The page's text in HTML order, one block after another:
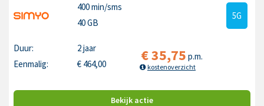
400 min/sms
40 GB
5G
Duur:
2 jaar
Eenmalig:
€ 464,00 €35,75 p.m.
kostenoverzicht
Bekijk actie